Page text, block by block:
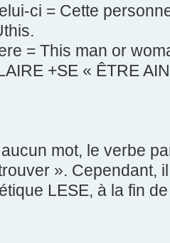
ci = Cette
= This man or
+SE « ÊTRE
mot, le verbe
». Cependant,
LESE, à la fin